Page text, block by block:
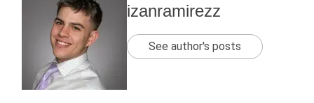
izanramirezz
See author's posts